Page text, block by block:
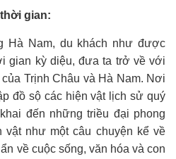
gian:
Hà Nam, du khách như được
gian kỳ diệu, đưa ta trở về với
Trịnh Châu và Hà Nam. Nơi
đồ sộ các hiện vật lịch sử quý
đến những triều đại phong
vật như một câu chuyện kể về
về cuộc sống, văn hóa và con